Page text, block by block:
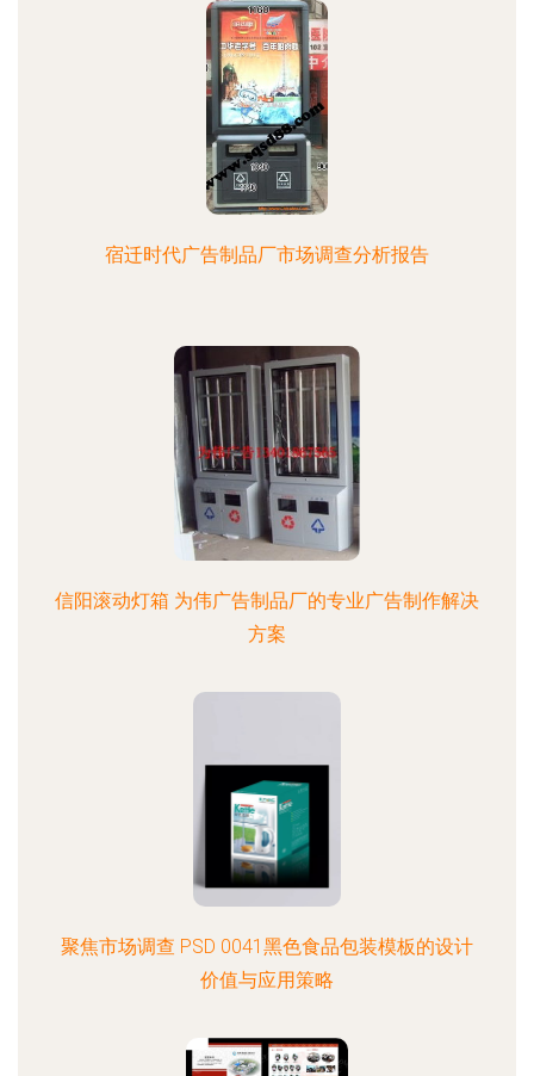
宿迁时代广告制品厂市场调查分析报告
信阳滚动灯箱 为伟广告制品厂的专业广告制作解决
方案
聚焦市场调查 PSD 0041黑色食品包装模板的设计
价值与应用策略